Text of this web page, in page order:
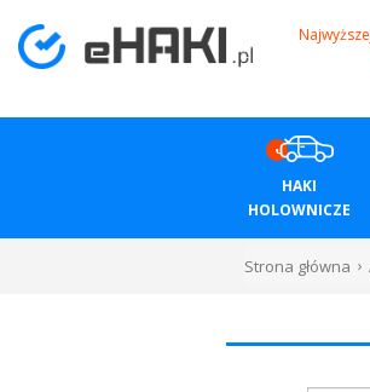
Menu
HAKI
HOLOWNICZE
Strona główna